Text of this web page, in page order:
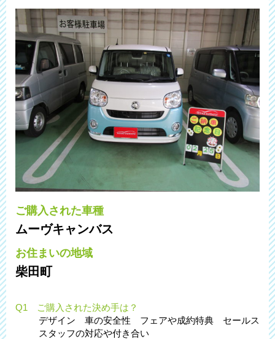
ご購入された車種
ムーヴキャンバス
お住まいの地域
柴田町
Q1 ご購入された決め手は？
デザイン 車の安全性 フェアや成約特典 セールス
スタッフの対応や付き合い